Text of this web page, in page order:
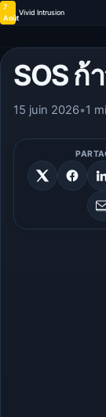
7
Août
Vivid Intrusion
SOS ก้
15 juin 2026•1